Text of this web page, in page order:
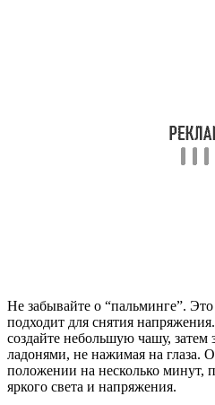
Не забывайте о “пальминге”.
подходит для снятия
создайте небольшую чашу, затем
ладонями, не нажимая на глаза.
положении на несколько минут,
яркого света и напряжения.